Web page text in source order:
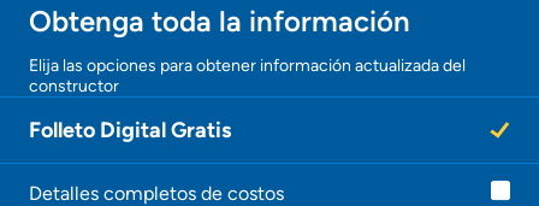
Obtenga toda la información
Elija las opciones para obtener información actualizada del
constructor
Folleto Digital Gratis
Detalles completos de costos